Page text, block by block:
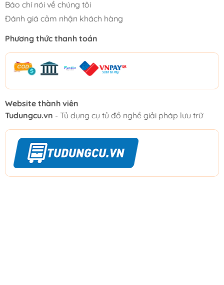
Báo chí nói về chúng tôi
Đánh giá cảm nhận khách hàng
Phương thức thanh toán
Website thành viên
Tudungcu.vn - Tủ dụng cụ tủ đồ nghề giải pháp lưu trữ